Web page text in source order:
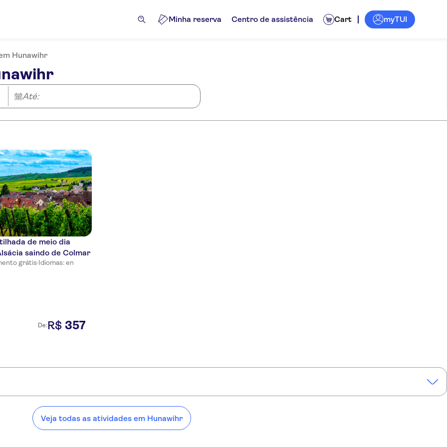
Minha reserva Centro de assistência Cart myTUI
Hunawihr
Até:
de meio dia
saindo de Colmar
grátis·Idiomas: en
De:R$ 357
Veja todas as atividades em Hunawihr